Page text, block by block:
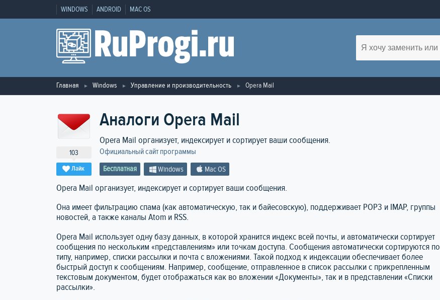
WINDOWS ANDROID MAC OS
Главная Windows Управление и производительность Opera Mail
103
Лайк
Аналоги Opera Mail
Opera Mail организует, индексирует и сортирует ваши сообщения.
Официальный сайт программы
Бесплатная Windows Mac OS
Opera Mail организует, индексирует и сортирует ваши сообщения.
Она имеет фильтрацию спама (как автоматическую, так и байесовскую), поддерживает POP3 и IMAP, группы
новостей, а также каналы Atom и RSS.
Opera Mail использует одну базу данных, в которой хранится индекс всей почты, и автоматически сортирует
сообщения по нескольким «представлениям» или точкам доступа. Сообщения автоматически сортируются по
типу, например, списки рассылки и почта с вложениями. Такой подход к индексации обеспечивает более
быстрый доступ к сообщениям. Например, сообщение, отправленное в список рассылки с прикрепленным
текстовым документом, будет отображаться как во вложении «Документы», так и в представлении «Списки
рассылки».